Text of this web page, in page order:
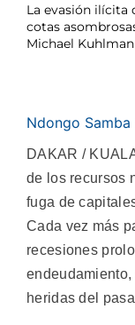
La evasión ilícita
cotas
Michael
Ndongo Samba
DAKAR /
de los recursos
fuga de
Cada vez más
recesiones
heridas del